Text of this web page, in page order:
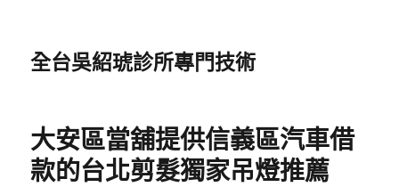
全台吳紹琥診所專門技術
大安區當舖提供信義區汽車借
款的台北剪髮獨家吊燈推薦